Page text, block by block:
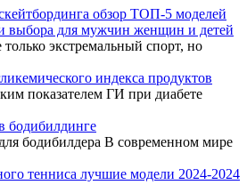
обзор ТОП-5 моделей
выбора для мужчин женщин и детей
экстремальный спорт, но
индекса продуктов
показателем ГИ при диабете
бодибилдинге
бодибилдера В современном мире
тенниса лучшие модели 2024-2024